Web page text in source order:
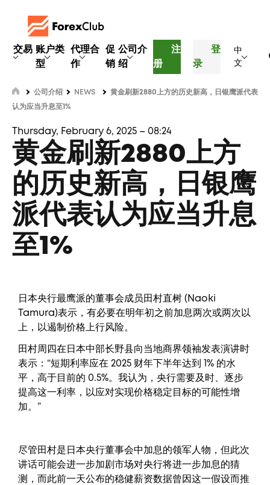
交易 账户类
型
代理合
作
促
销
公司介
绍
注
册
登
录
中
文
公司介绍 NEWS 黄金刷新2880上方的历史新高，日银鹰派代表
认为应当升息至1%
Thursday, February 6, 2025 – 08:24
黄金刷新2880上方
的历史新高，日银鹰
派代表认为应当升息
至1%
日本央行最鹰派的董事会成员田村直树 (Naoki
Tamura)表示，有必要在明年初之前加息两次或两次以
上，以遏制价格上行风险。
田村周四在日本中部长野县向当地商界领袖发表演讲时
表示：“短期利率应在 2025 财年下半年达到 1% 的水
平，高于目前的 0.5%。我认为，央行需要及时、逐步
提高这一利率，以应对实现价格稳定目标的可能性增
加。”
尽管田村是日本央行董事会中加息的领军人物，但此次
讲话可能会进一步加剧市场对央行将进一步加息的猜
测，而此前一天公布的稳健薪资数据曾因这一假设而推